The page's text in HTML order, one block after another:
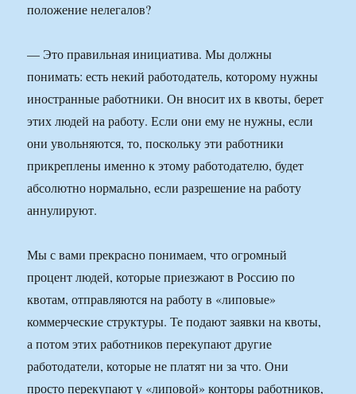
положение нелегалов?
— Это правильная инициатива. Мы должны
понимать: есть некий работодатель, которому нужны
иностранные работники. Он вносит их в квоты, берет
этих людей на работу. Если они ему не нужны, если
они увольняются, то, поскольку эти работники
прикреплены именно к этому работодателю, будет
абсолютно нормально, если разрешение на работу
аннулируют.
Мы с вами прекрасно понимаем, что огромный
процент людей, которые приезжают в Россию по
квотам, отправляются на работу в «липовые»
коммерческие структуры. Те подают заявки на квоты,
а потом этих работников перекупают другие
работодатели, которые не платят ни за что. Они
просто перекупают у «липовой» конторы работников,